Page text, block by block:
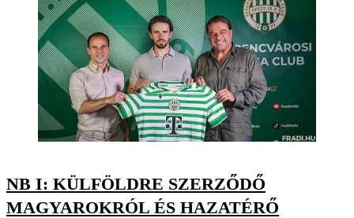
NB I: KÜLFÖLDRE SZERZŐDŐ
MAGYAROKRÓL ÉS HAZATÉRŐ